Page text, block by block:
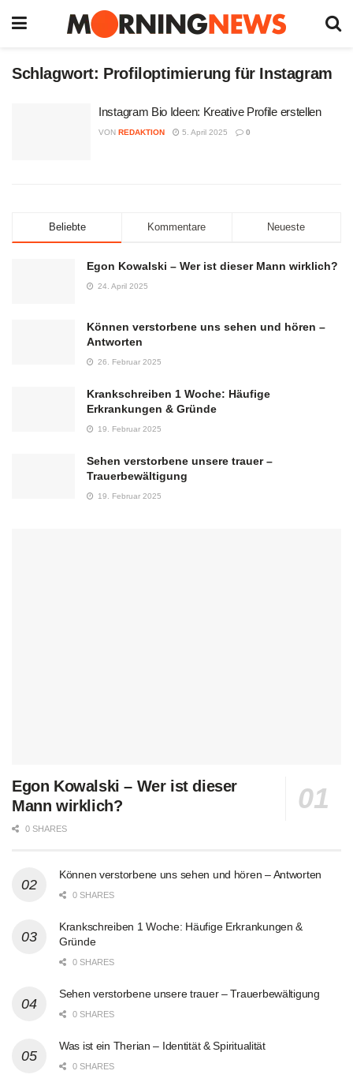
Schlagwort: Profiloptimierung für Instagram
Instagram Bio Ideen: Kreative Profile erstellen
VON REDAKTION 5. April 2025 0
Beliebte Kommentare Neueste
Egon Kowalski – Wer ist dieser Mann wirklich?
24. April 2025
Können verstorbene uns sehen und hören –
Antworten
26. Februar 2025
Krankschreiben 1 Woche: Häufige
Erkrankungen & Gründe
19. Februar 2025
Sehen verstorbene unsere trauer –
Trauerbewältigung
19. Februar 2025
Egon Kowalski – Wer ist dieser
Mann wirklich?
0 SHARES
Können verstorbene uns sehen und hören – Antworten
0 SHARES
Krankschreiben 1 Woche: Häufige Erkrankungen &
Gründe
0 SHARES
Sehen verstorbene unsere trauer – Trauerbewältigung
0 SHARES
Was ist ein Therian – Identität & Spiritualität
0 SHARES